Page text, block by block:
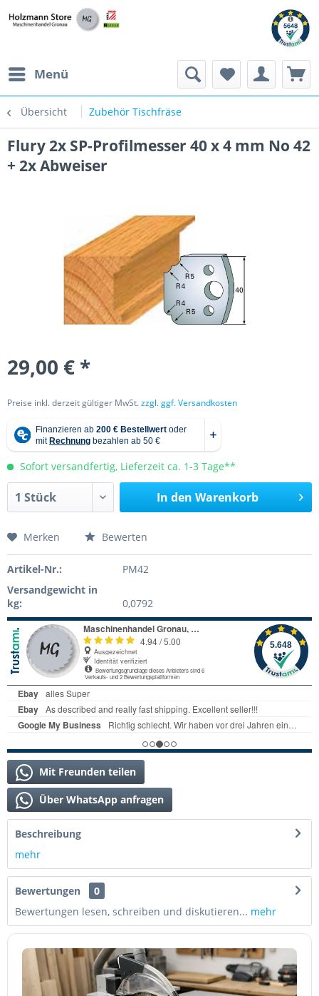
Menü
Übersicht Zubehör Tischfräse
Flury 2x SP-Profilmesser 40 x 4 mm No 42
+ 2x Abweiser
29,00 € *
Preise inkl. derzeit gültiger MwSt.zzgl. ggf. Versandkosten
Sofort versandfertig, Lieferzeit ca. 1-3 Tage**
In den Warenkorb
Merken Bewerten
Artikel-Nr.:
PM42
Versandgewicht in
kg:
0,0792
Mit Freunden teilen
Über WhatsApp anfragen
Beschreibung
mehr
Bewertungen
0
Bewertungen lesen, schreiben und diskutieren... mehr